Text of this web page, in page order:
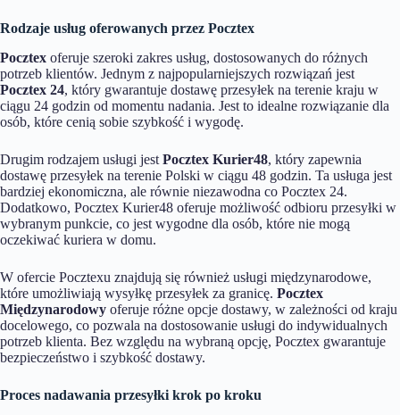
Rodzaje usług oferowanych przez Pocztex
Pocztex oferuje szeroki zakres usług, dostosowanych do różnych
potrzeb klientów. Jednym z najpopularniejszych rozwiązań jest
Pocztex 24, który gwarantuje dostawę przesyłek na terenie kraju w
ciągu 24 godzin od momentu nadania. Jest to idealne rozwiązanie dla
osób, które cenią sobie szybkość i wygodę.
Drugim rodzajem usługi jest Pocztex Kurier48, który zapewnia
dostawę przesyłek na terenie Polski w ciągu 48 godzin. Ta usługa jest
bardziej ekonomiczna, ale równie niezawodna co Pocztex 24.
Dodatkowo, Pocztex Kurier48 oferuje możliwość odbioru przesyłki w
wybranym punkcie, co jest wygodne dla osób, które nie mogą
oczekiwać kuriera w domu.
W ofercie Pocztexu znajdują się również usługi międzynarodowe,
które umożliwiają wysyłkę przesyłek za granicę. Pocztex
Międzynarodowy oferuje różne opcje dostawy, w zależności od kraju
docelowego, co pozwala na dostosowanie usługi do indywidualnych
potrzeb klienta. Bez względu na wybraną opcję, Pocztex gwarantuje
bezpieczeństwo i szybkość dostawy.
Proces nadawania przesyłki krok po kroku